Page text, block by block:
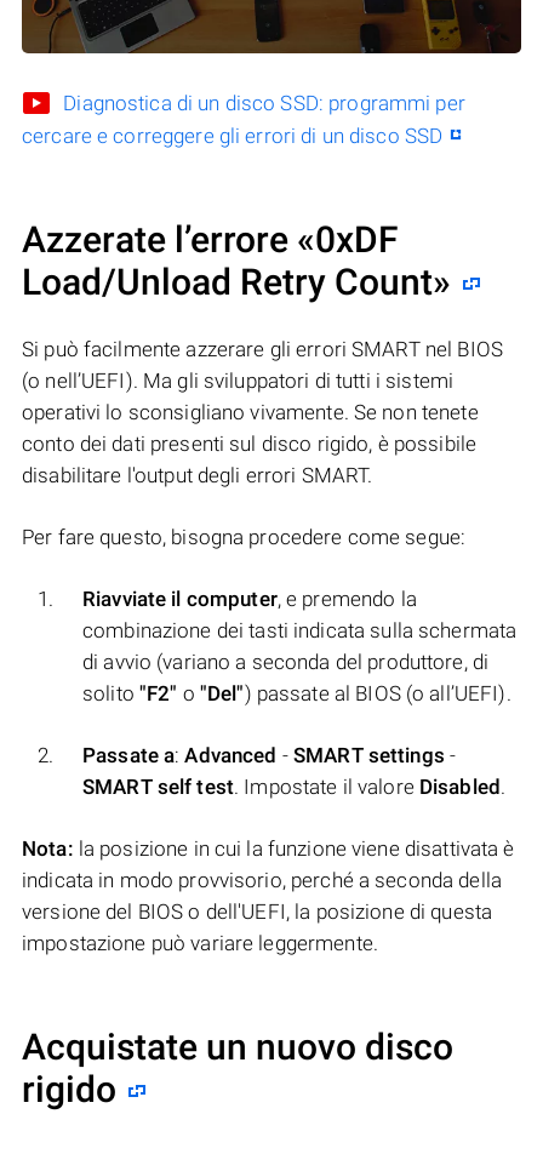
Diagnostica di un disco SSD: programmi per
cercare e correggere gli errori di un disco SSD
Azzerate l’errore «0xDF
Load/Unload Retry Count»
Si può facilmente azzerare gli errori SMART nel BIOS
(o nell’UEFI). Ma gli sviluppatori di tutti i sistemi
operativi lo sconsigliano vivamente. Se non tenete
conto dei dati presenti sul disco rigido, è possibile
disabilitare l'output degli errori SMART.
Per fare questo, bisogna procedere come segue:
Riavviate il computer, e premendo la
combinazione dei tasti indicata sulla schermata
di avvio (variano a seconda del produttore, di
solito "F2" o "Del") passate al BIOS (o all’UEFI).
Passate a:Аdvanced - SMART settings -
SMART self test. Impostate il valore Disabled.
Nota: la posizione in cui la funzione viene disattivata è
indicata in modo provvisorio, perché a seconda della
versione del BIOS o dell'UEFI, la posizione di questa
impostazione può variare leggermente.
Acquistate un nuovo disco
rigido